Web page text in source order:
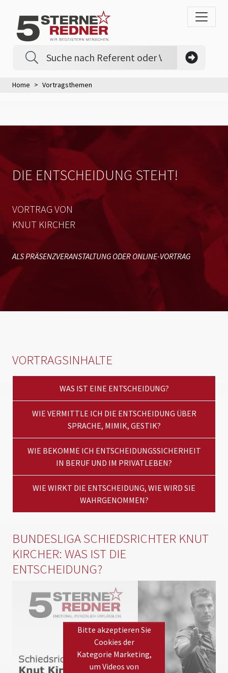
Home Vortragsthemen
DIE ENTSCHEIDUNG STEHT!
VORTRAG VON
KNUT KIRCHER
ALS PRÄSENZVERANSTALTUNG ODER ONLINE-VORTRAG
VORTRAGSINHALTE
WAS IST EINE ENTSCHEIDUNG?
WIE VERMITTLE ICH DIE ENTSCHEIDUNG ÜBER
SPRACHE, MIMIK, GESTIK?
WIE BEKOMME ICH ENTSCHEIDUNGSSICHERHEIT
IN BERUF UND IM PRIVATLEBEN?
WIE WIRKT DIE ENTSCHEIDUNG, WIE WIRD SIE
WAHRGENOMMEN?
BUNDESLIGA SCHIEDSRICHTER KNUT
KIRCHER: WAS IST DIE
ENTSCHEIDUNG?
Bitte akzeptieren Sie
Cookies der
Kategorie Marketing,
um Videos von